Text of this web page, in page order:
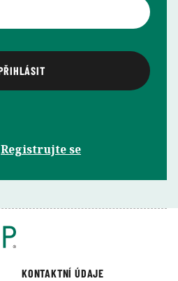
Registrujte se
KONTAKTNÍ ÚDAJE